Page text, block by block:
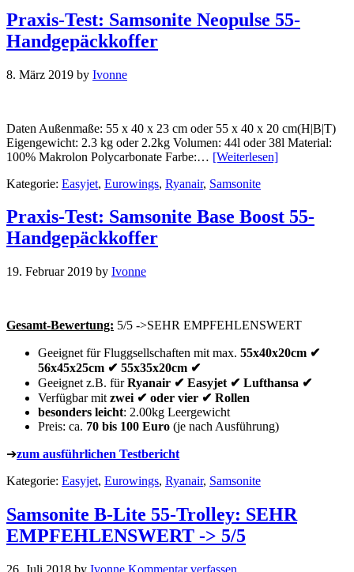
Praxis-Test: Samsonite Neopulse 55-
Handgepäckkoffer
8. März 2019 by Ivonne
Daten Außenmaße: 55 x 40 x 23 cm oder 55 x 40 x 20 cm(H|B|T)
Eigengewicht: 2.3 kg oder 2.2kg Volumen: 44l oder 38l Material:
100% Makrolon Polycarbonate Farbe:… [Weiterlesen]
Kategorie: Easyjet, Eurowings, Ryanair, Samsonite
Praxis-Test: Samsonite Base Boost 55-
Handgepäckkoffer
19. Februar 2019 by Ivonne
Gesamt-Bewertung: 5/5 ->SEHR EMPFEHLENSWERT
Geeignet für Fluggsellschaften mit max. 55x40x20cm ✔
56x45x25cm ✔ 55x35x20cm ✔
Geeignet z.B. fürRyanair ✔ Easyjet ✔ Lufthansa ✔
Verfügbar mit zwei ✔ oder vier ✔ Rollen
besonders leicht: 2.00kg Leergewicht
Preis: ca. 70 bis 100 Euro (je nach Ausführung)
➔zum ausführlichen Testbericht
Kategorie: Easyjet, Eurowings, Ryanair, Samsonite
Samsonite B-Lite 55-Trolley: SEHR
EMPFEHLENSWERT -> 5/5